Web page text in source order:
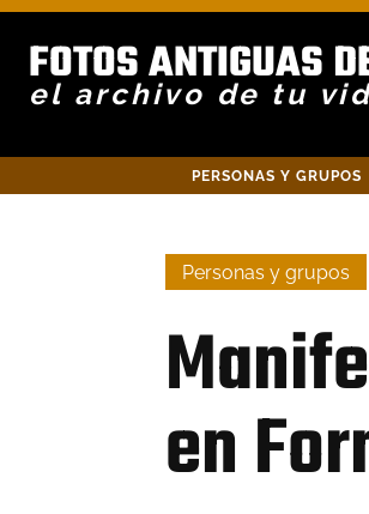
FOTOS ANTIGUAS
el archivo de tu
PERSONAS Y GRUPOS
Personas y grupos
en